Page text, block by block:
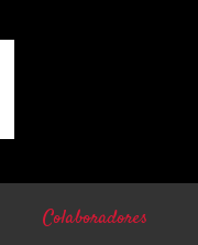
Colaboradores